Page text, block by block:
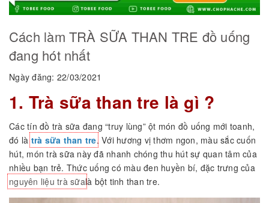
Cách làm TRÀ SỮA THAN TRE đồ uống
đang hót nhất
Ngày đăng: 22/03/2021
1. Trà sữa than tre là gì ?
Các tín đồ trà sữa đang “truy lùng” ột món đồ uống mới toanh,
đó làtrà sữa than tre. Với hương vị thơm ngon, màu sắc cuốn
hút, món trà sữa này đã nhanh chóng thu hút sự quan tâm của
nhiều bạn trẻ. Thức uống có màu đen huyền bí, đặc trưng của
nguyên liệu trà sữalà bột tinh than tre.